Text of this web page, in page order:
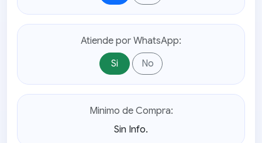
Atiende por WhatsApp:
Si
No
Minimo de Compra:
Sin Info.